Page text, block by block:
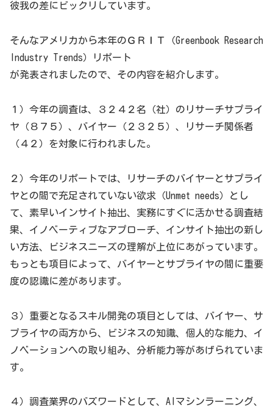
彼我の差にビックリしています。
そんなアメリカから本年のＧＲＩＴ（Greenbook Research
Industry Trends）リポート
が発表されましたので、その内容を紹介します。
１）今年の調査は、３２４２名（社）のリサーチサプライ
ヤ（８７５）、バイヤー（２３２５）、リサーチ関係者
（４２）を対象に行われました。
２）今年のリポートでは、リサーチのバイヤーとサプライ
ヤとの間で充足されていない欲求（Unmet needs）とし
て、素早いインサイト抽出、実務にすぐに活かせる調査結
果、イノベーティブなアプローチ、インサイト抽出の新し
い方法、ビジネスニーズの理解が上位にあがっています。
もっとも項目によって、バイヤーとサプライヤの間に重要
度の認識に差があります。
３）重要となるスキル開発の項目としては、バイヤー、サ
プライヤの両方から、ビジネスの知識、個人的な能力、イ
ノベーションへの取り組み、分析能力等があげられていま
す。
４）調査業界のバズワードとして、AIマシンラーニング、